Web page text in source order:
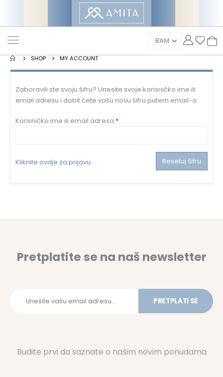
SHOP MY ACCOUNT
Zaboravili ste svoju šifru? Unesite svoje korisničko ime ili
email adresu i dobit ćete vašu novu šifru putem email-a.
Korisničko ime ili email adresa *Mandatorno
Kliknite ovdje za prijavu Resetuj šifru
Pretplatite se na naš newsletter
PRETPLATI SE
Budite prvi da saznate o našim novim ponudama